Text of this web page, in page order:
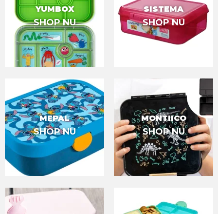
YUMBOX
SHOP NU
SISTEMA
SHOP NU
MEPAL
SHOP NU
MONTIICO
SHOP NU